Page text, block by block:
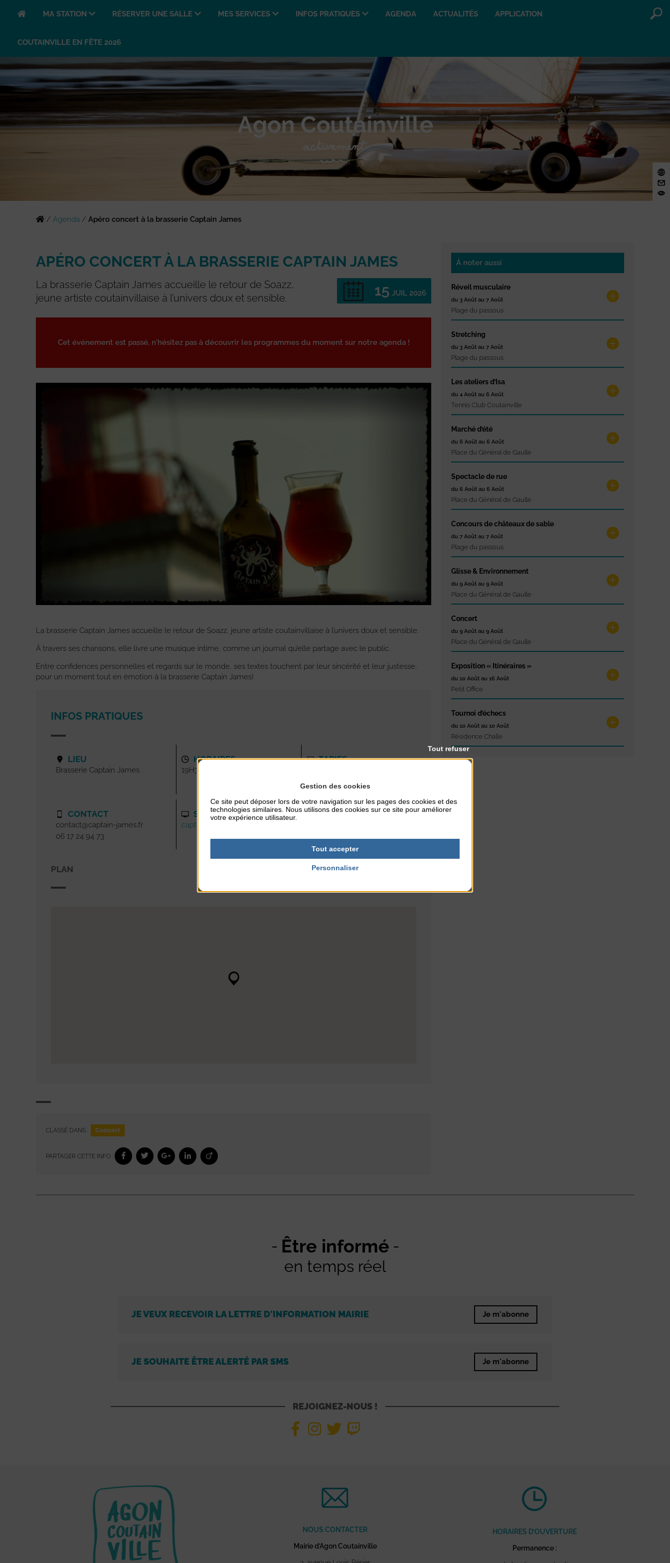
MA STATION RÉSERVER UNE SALLE MES SERVICES INFOS PRATIQUES AGENDA ACTUALITÉS APPLICATION
COUTAINVILLE EN FÊTE 2026
/ Agenda / Apéro concert à la brasserie Captain James
APÉRO CONCERT À LA BRASSERIE CAPTAIN JAMES
La brasserie Captain James accueille le retour de Soazz,
jeune artiste coutainvillaise à l’univers doux et sensible.
15 JUIL 2026
Cet événement est passé, n'hésitez pas à découvrir les programmes du moment sur notre agenda !
La brasserie Captain James accueille le retour de Soazz, jeune artiste coutainvillaise à l’univers doux et sensible.
À travers ses chansons, elle livre une musique intime, comme un journal qu’elle partage avec le public.
Entre confidences personnelles et regards sur le monde, ses textes touchent par leur sincérité et leur justesse,
pour un moment tout en émotion à la brasserie Captain James!
INFOS PRATIQUES
LIEU
Brasserie Captain James
CONTACT
contact@captain-james.fr
06 17 24 94 73
HORAIRES
19H30
SITE INTERNET
captain-james.fr
TARIFS
PLAN
CLASSÉ DANS : Concert
PARTAGER CETTE INFO :
À noter aussi
Réveil musculaire
du 3 Août au 7 Août
Plage du passous
Stretching
du 3 Août au 7 Août
Plage du passous
Les ateliers d’Isa
du 4 Août au 6 Août
Tennis Club Coutainville
Marché d’été
du 6 Août au 6 Août
Place du Général de Gaulle
Spectacle de rue
du 6 Août au 6 Août
Place du Général de Gaulle
Concours de châteaux de sable
du 7 Août au 7 Août
Plage du passous
Glisse & Environnement
du 9 Août au 9 Août
Place du Général de Gaulle
Concert
du 9 Août au 9 Août
Place du Général de Gaulle
Exposition « Itinéraires »
du 10 Août au 16 Août
Petit Office
Tournoi d’échecs
du 10 Août au 10 Août
Résidence Challe
Être informé
en temps réel
JE VEUX RECEVOIR LA LETTRE D'INFORMATION MAIRIE Je m'abonne
JE SOUHAITE ÊTRE ALERTÉ PAR SMS Je m'abonne
REJOIGNEZ-NOUS !
NOUS CONTACTER
Mairie d’Agon Coutainville
HORAIRES D’OUVERTURE
Permanence :
Gestion des cookies
Ce site peut déposer lors de votre navigation sur les pages des cookies et des
technologies similaires. Nous utilisons des cookies sur ce site pour améliorer
votre expérience utilisateur.
Tout accepter
Tout refuser
Personnaliser